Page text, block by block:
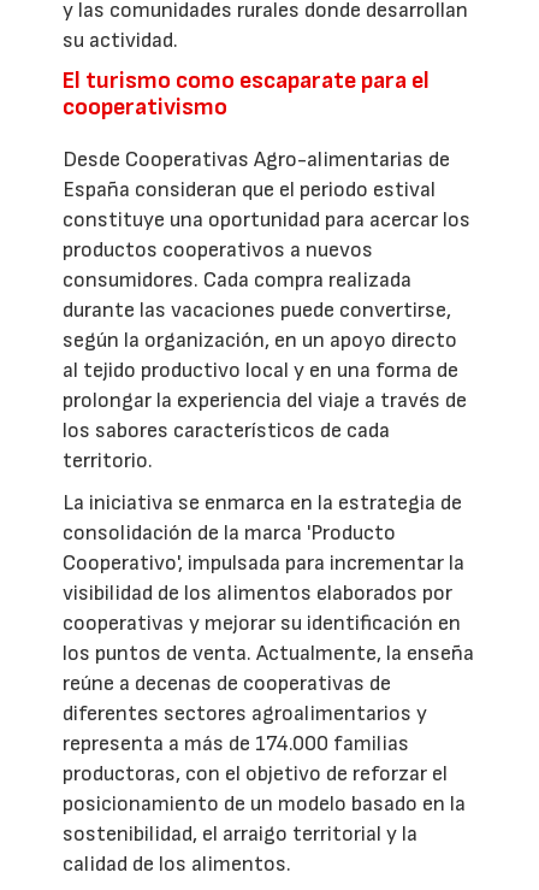
y las comunidades rurales donde desarrollan
su actividad.
El turismo como escaparate para el
cooperativismo
Desde Cooperativas Agro-alimentarias de
España consideran que el periodo estival
constituye una oportunidad para acercar los
productos cooperativos a nuevos
consumidores. Cada compra realizada
durante las vacaciones puede convertirse,
según la organización, en un apoyo directo
al tejido productivo local y en una forma de
prolongar la experiencia del viaje a través de
los sabores característicos de cada
territorio.
La iniciativa se enmarca en la estrategia de
consolidación de la marca 'Producto
Cooperativo', impulsada para incrementar la
visibilidad de los alimentos elaborados por
cooperativas y mejorar su identificación en
los puntos de venta. Actualmente, la enseña
reúne a decenas de cooperativas de
diferentes sectores agroalimentarios y
representa a más de 174.000 familias
productoras, con el objetivo de reforzar el
posicionamiento de un modelo basado en la
sostenibilidad, el arraigo territorial y la
calidad de los alimentos.